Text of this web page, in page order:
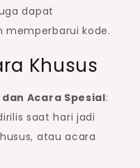
dapat
memperbarui kode.
Khusus
Acara Spesial:
saat hari jadi
atau acara